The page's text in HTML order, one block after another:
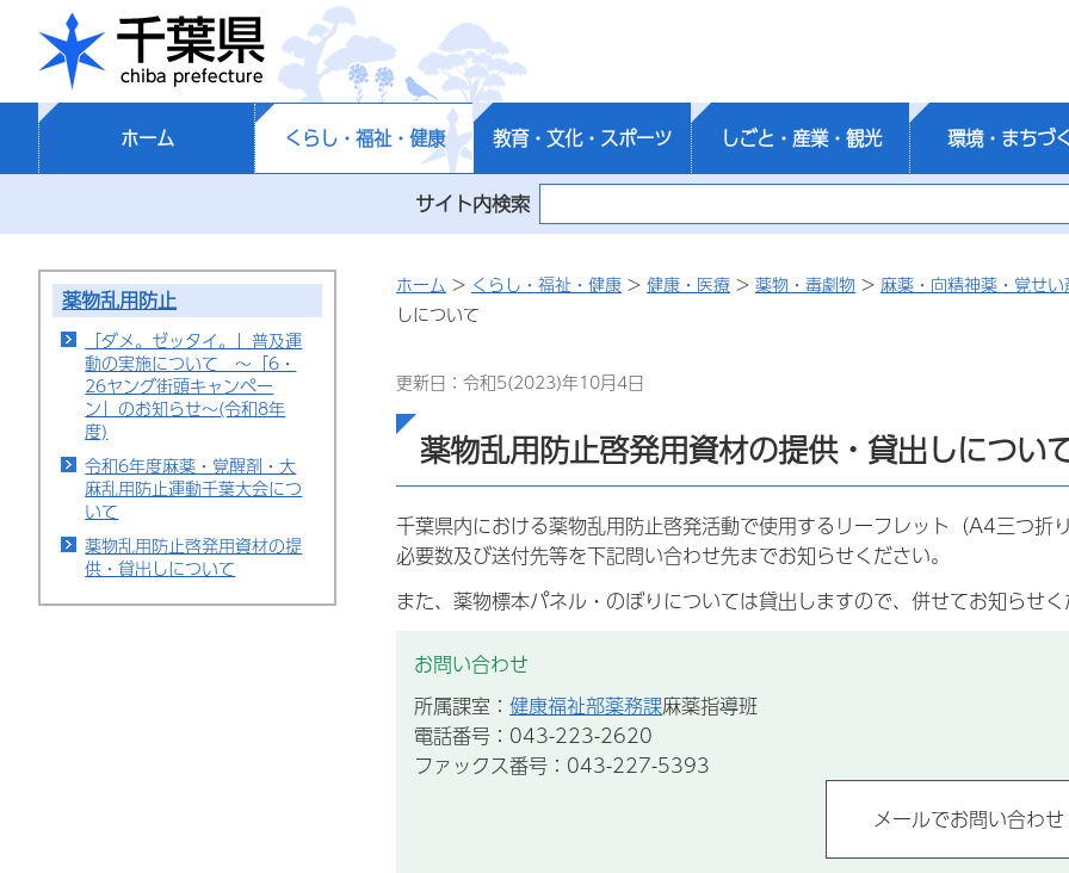
千葉県
ホーム くらし・福祉・健康 教育・文化・スポーツ しごと・産業・観光 環境・まちづ
サイト内検索
薬物乱用防止
「ダメ。ゼッタイ。」普及運
動の実施について ～「6・
26ヤング街頭キャンペー
ン」のお知らせ～(令和8年
度)
令和6年度麻薬・覚醒剤・大
麻乱用防止運動千葉大会につ
いて
薬物乱用防止啓発用資材の提
供・貸出しについて
ホーム > くらし・福祉・健康 > 健康・医療 > 薬物・毒劇物 > 麻薬・向精神薬・覚せ
しについて
更新日：令和5(2023)年10月4日
薬物乱用防止啓発用資材の提供・貸出しについ
千葉県内における薬物乱用防止啓発活動で使用するリーフレット（A4三つ折
必要数及び送付先等を下記問い合わせ先までお知らせください。
また、薬物標本パネル・のぼりについては貸出しますので、併せてお知らせ
お問い合わせ
所属課室： 健康福祉部薬務課麻薬指導班
電話番号：043-223-2620
ファックス番号：043-227-5393